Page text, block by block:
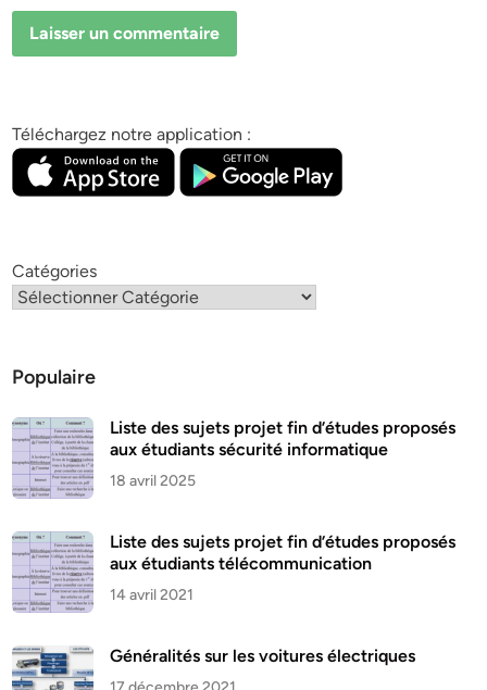
Téléchargez notre application :
Catégories
Populaire
Liste des sujets projet fin d’études proposés
aux étudiants sécurité informatique
18 avril 2025
Liste des sujets projet fin d’études proposés
aux étudiants télécommunication
14 avril 2021
Généralités sur les voitures électriques